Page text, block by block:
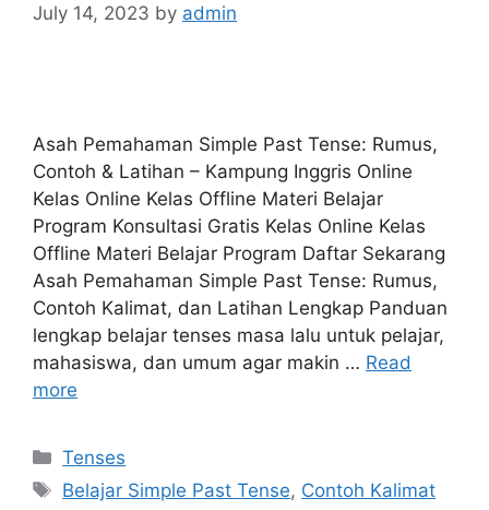
July 14, 2023 by admin
Asah Pemahaman Simple Past Tense: Rumus,
Contoh & Latihan – Kampung Inggris Online
Kelas Online Kelas Offline Materi Belajar
Program Konsultasi Gratis Kelas Online Kelas
Offline Materi Belajar Program Daftar Sekarang
Asah Pemahaman Simple Past Tense: Rumus,
Contoh Kalimat, dan Latihan Lengkap Panduan
lengkap belajar tenses masa lalu untuk pelajar,
mahasiswa, dan umum agar makin … Read
more
Categories
Tenses
Tags
Belajar Simple Past Tense, Contoh Kalimat